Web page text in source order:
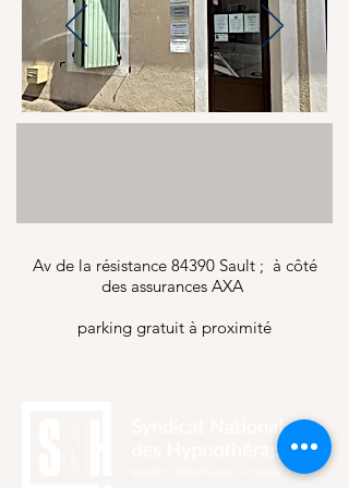
Av de la résistance 84390 Sault ; à côté
des assurances AXA
parking gratuit à proximité